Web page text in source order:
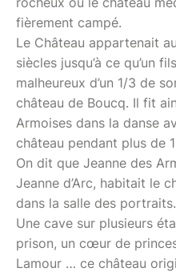
fièrement campé.
Le Château appartenait
siècles jusqu’à ce qu’un
malheureux d’un 1/3 de
château de Boucq. Il fit
Armoises dans la danse
château pendant plus de
On dit que Jeanne des
Jeanne d’Arc, habitait le
dans la salle des portraits.
Une cave sur plusieurs
prison, un cœur de
Lamour … ce château